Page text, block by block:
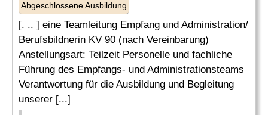
Abgeschlossene Ausbildung
[. .. ] eine Teamleitung Empfang und Administration/
Berufsbildnerin KV 90 (nach Vereinbarung)
Anstellungsart: Teilzeit Personelle und fachliche
Führung des Empfangs- und Administrationsteams
Verantwortung für die Ausbildung und Begleitung
unserer [...]